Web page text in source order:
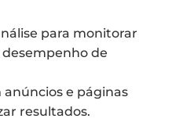
para monitorar
de
anúncios e páginas
resultados.